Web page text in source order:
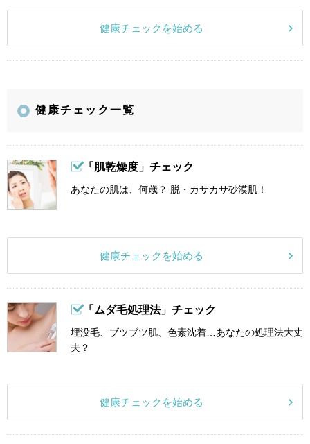
健康チェックを始める
健康チェック一覧
「肌乾燥度」チェック
あなたの肌は、何歳？ 脱・カサカサ砂漠肌！
健康チェックを始める
「ムダ毛処理法」チェック
埋没毛、ブツブツ肌、色素沈着…あなたの処理法大丈
夫？
健康チェックを始める